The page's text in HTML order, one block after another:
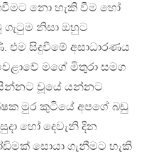
නො හැකි වීම හෝ
නිසා ඔහුට
සිදුවීමේ අසාධාරණය
මගේ මිතුරා සමග
වූයේ යන්නට
මුර කුටියේ අපගේ බඩු
හෝ දෙවැනි දින
සොයා ගැනීමට හැකි